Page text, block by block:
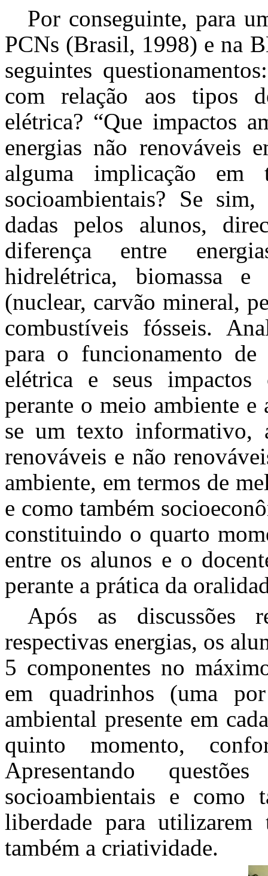
Por conseguinte, para
PCNs (Brasil, 1998) e na
seguintes
com relação aos tipos
elétrica? “Que impactos
energias não renováveis
alguma implicação em
socioambientais? Se
dadas pelos alunos,
diferença entre
hidrelétrica, biomassa
(nuclear, carvão mineral,
combustíveis fósseis.
para o funcionamento de
elétrica e seus impactos
perante o meio ambiente e
se um texto informativo,
renováveis e não
ambiente, em termos de
e como também
constituindo o quarto
entre os alunos e o
perante a prática da
Após as discussões
respectivas energias, os
5 componentes no
em quadrinhos (uma
ambiental presente em
quinto momento,
Apresentando
socioambientais e como
liberdade para
também a criatividade.